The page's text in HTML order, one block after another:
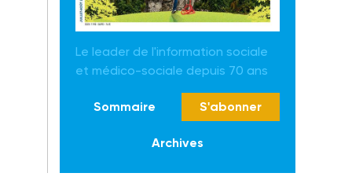
Le leader de l'information sociale
et médico-sociale depuis 70 ans
Sommaire S'abonner
Archives